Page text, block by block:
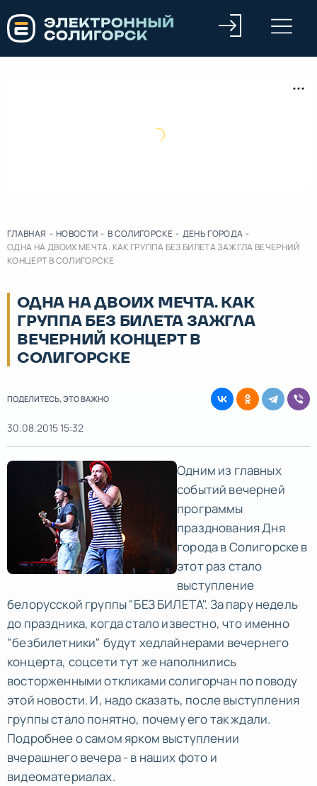
ГЛАВНАЯ - НОВОСТИ - В СОЛИГОРСКЕ - ДЕНЬ ГОРОДА -
ОДНА НА ДВОИХ МЕЧТА. КАК ГРУППА БЕЗ БИЛЕТА ЗАЖГЛА ВЕЧЕРНИЙ
КОНЦЕРТ В СОЛИГОРСКЕ
ОДНА НА ДВОИХ МЕЧТА. КАК
ГРУППА БЕЗ БИЛЕТА ЗАЖГЛА
ВЕЧЕРНИЙ КОНЦЕРТ В
СОЛИГОРСКЕ
ПОДЕЛИТЕСЬ, ЭТО ВАЖНО
30.08.2015 15:32
Одним из главных
событий вечерней
программы
празднования Дня
города в Солигорске в
этот раз стало
выступление
белорусской группы "БЕЗ БИЛЕТА". За пару недель
до праздника, когда стало известно, что именно
"безбилетники" будут хедлайнерами вечернего
концерта, соцсети тут же наполнились
восторженными откликами солигорчан по поводу
этой новости. И, надо сказать, после выступления
группы стало понятно, почему его так ждали.
Подробнее о самом ярком выступлении
вчерашнего вечера - в наших фото и
видеоматериалах.